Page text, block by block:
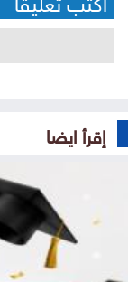
إقرأ ايضا